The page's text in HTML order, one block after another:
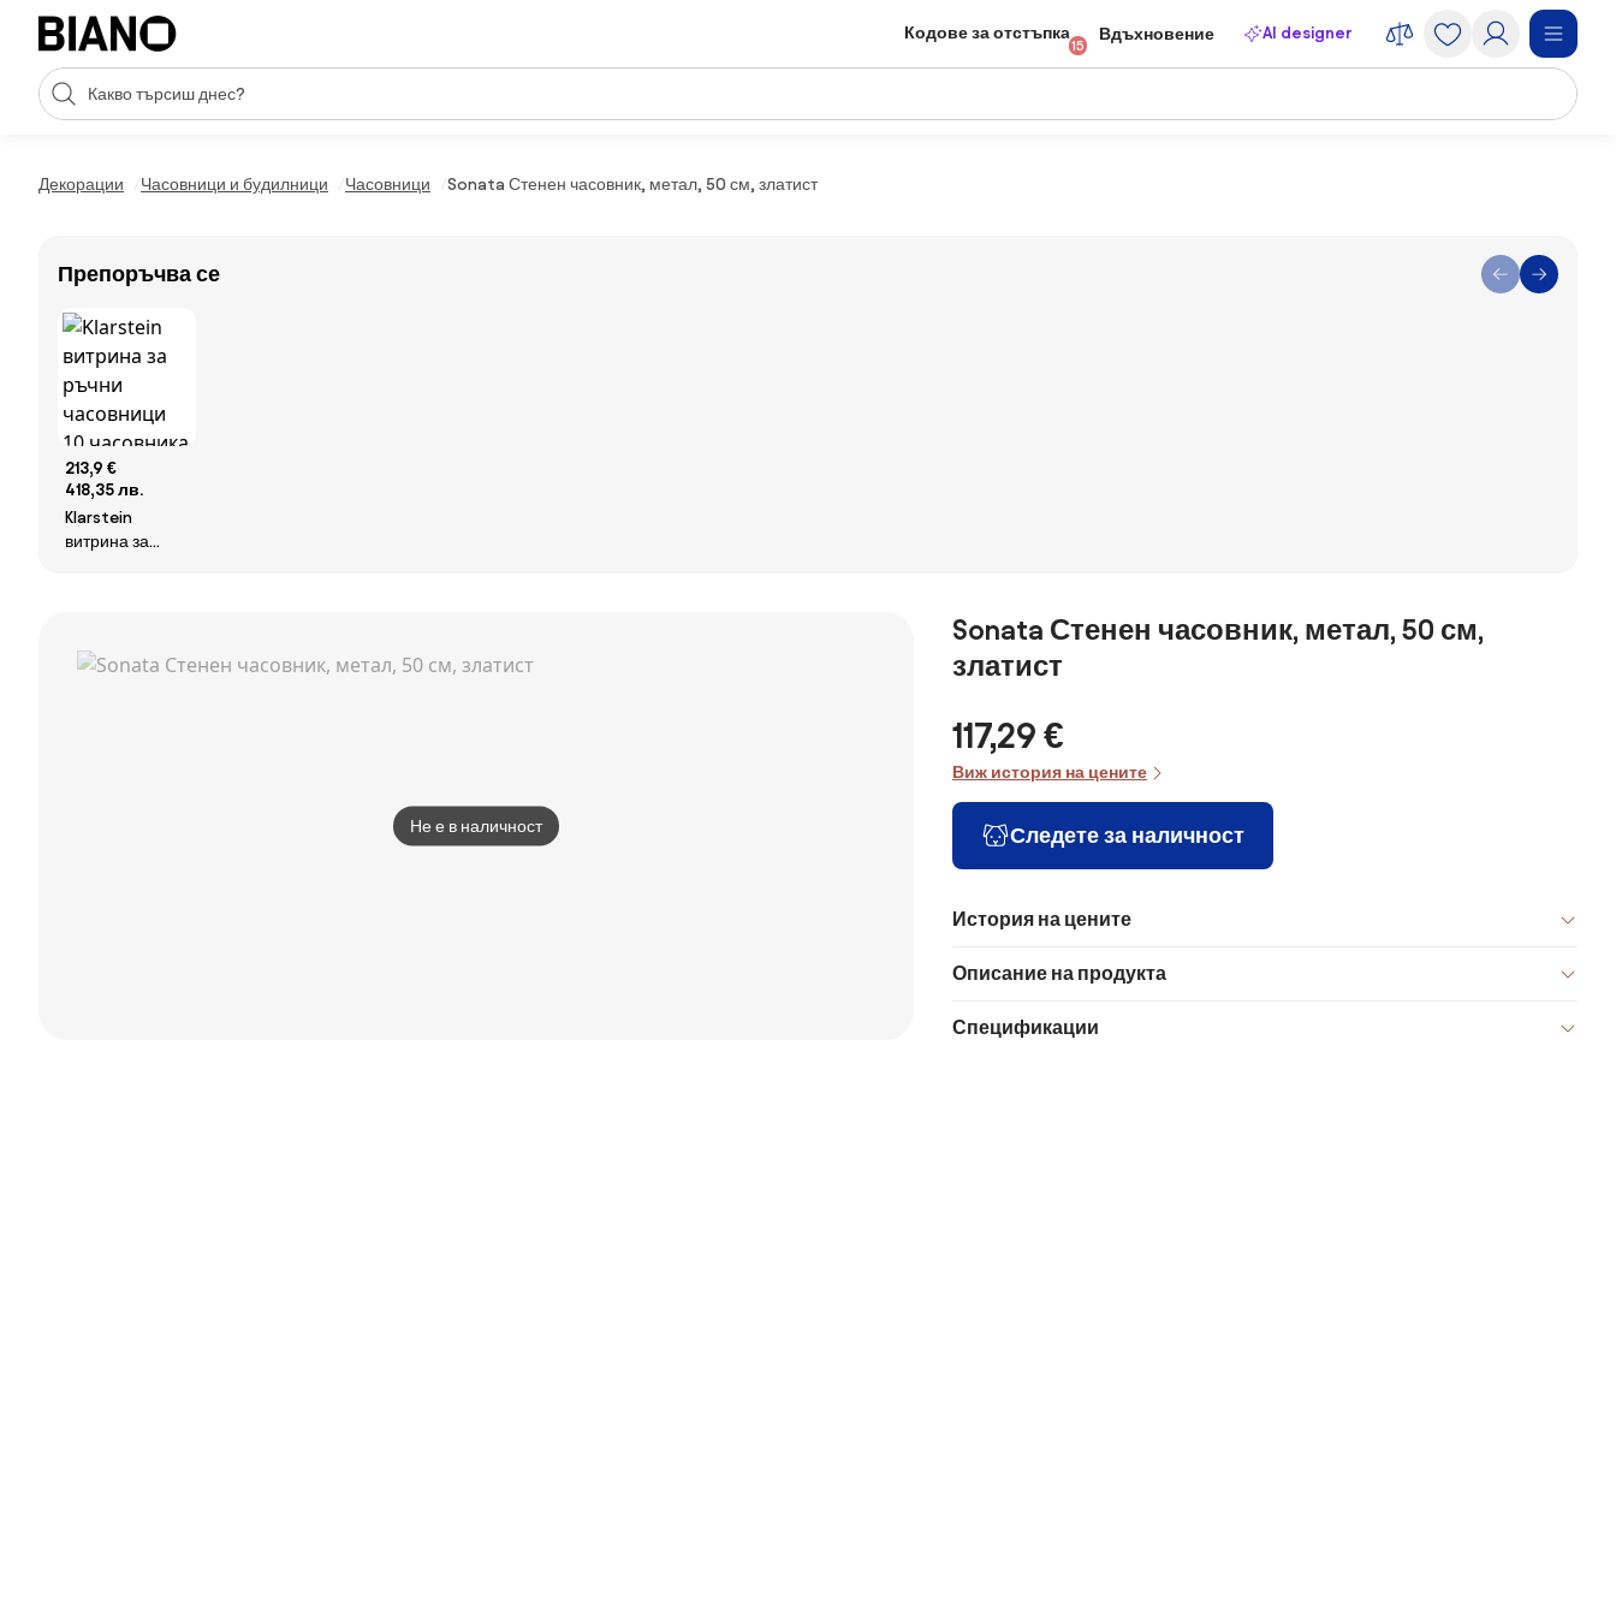
Пропускане към съдържанието
Търсене
Кодове за отстъпка
15
Вдъхновение AI designer
Декорации Часовници и будилници Часовници Sonata Стенен часовник, метал, 50 см, златист
Препоръчва се
213,9 €
418,35 лв.
Klarstein
витрина за
Не е в наличност
Sonata Стенен часовник, метал, 50 см,
златист
117,29 €
Виж история на цените
Следете за наличност
История на цените
Описание на продукта
Спецификации